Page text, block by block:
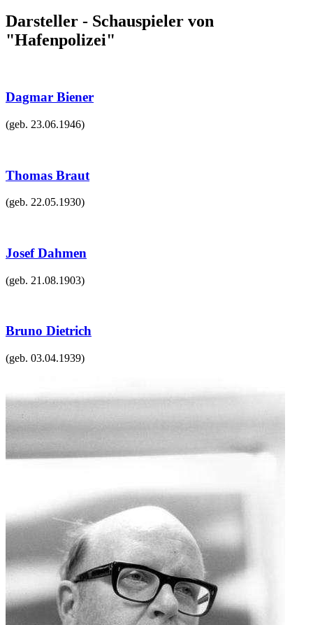
Darsteller - Schauspieler von
"Hafenpolizei"
Dagmar Biener
(geb. 23.06.1946)
Thomas Braut
(geb. 22.05.1930)
Josef Dahmen
(geb. 21.08.1903)
Bruno Dietrich
(geb. 03.04.1939)